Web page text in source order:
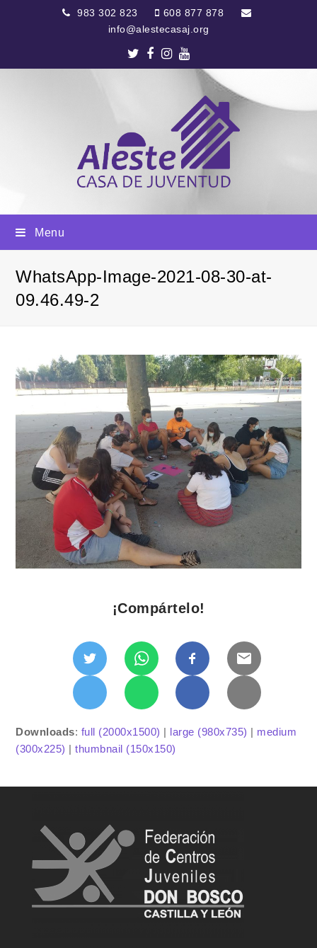
983 302 823
608 877 878
info@alestecasaj.org
Twitter
Facebook
Instagram
Youtube
Menu
WhatsApp-Image-2021-08-30-at-
09.46.49-2
¡Compártelo!
Downloads: full (2000x1500) | large (980x735) | medium
(300x225) |thumbnail (150x150)